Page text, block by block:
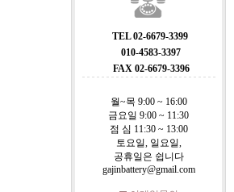
TEL 02-6679-3399
010-4583-3397
FAX 02-6679-3396
월~목 9:00 ~ 16:00
금요일 9:00 ~ 11:30
점 심 11:30 ~ 13:00
토요일, 일요일,
공휴일은 쉽니다
gajinbattery@gmail.com